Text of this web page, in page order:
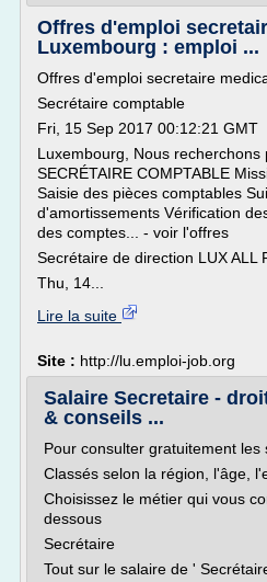
Offres d'emploi
Luxembourg : emploi ...
Offres d'emploi secretaire
Secrétaire comptable
Fri, 15 Sep 2017 00:12:21 GMT
Luxembourg, Nous recherchons
SECRÉTAIRE COMPTABLE
Saisie des pièces comptables
d'amortissements Vérification
des comptes... - voir l'offres
Secrétaire de direction LUX ALL
Thu, 14...
Lire la suite
Site : http://lu.emploi-job.org
Salaire Secretaire -
& conseils ...
Pour consulter gratuitement les
Classés selon la région, l'âge,
Choisissez le métier qui vous
dessous
Secrétaire
Tout sur le salaire de '